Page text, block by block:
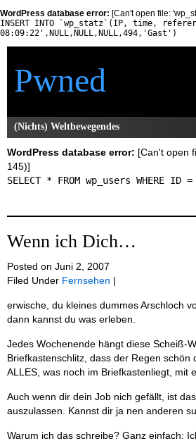
WordPress database error: [Can't open file:
INSERT INTO `wp_statz`(IP, time,
08:09:22',NULL,NULL,NULL,494,'Gast')
Pwned
(Nichts) Weltbewegendes
WordPress database error: [Can't open
145)]
SELECT * FROM wp_users WHERE
Wenn ich Dich…
Posted on Juni 2, 2007
Filed Under Fernsehen |
erwische, du kleines dummes Arschloch
dann kannst du was erleben.
Jedes Wochenende hängt diese Scheiß-
Briefkastenschlitz, dass der Regen schön
ALLES, was noch im Briefkastenliegt, mit
Auch wenn dir dein Job nich gefällt, ist
auszulassen. Kannst dir ja nen anderen
Warum ich das schreibe? Ganz einfach: